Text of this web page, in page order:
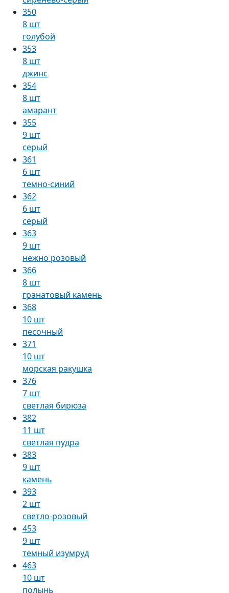
350
8 шт
голубой
353
8 шт
джинс
354
8 шт
амарант
355
9 шт
серый
361
6 шт
темно-синий
362
6 шт
серый
363
9 шт
нежно розовый
366
8 шт
гранатовый камень
368
10 шт
песочный
371
10 шт
морская ракушка
376
7 шт
светлая бирюза
382
11 шт
светлая пудра
383
9 шт
камень
393
2 шт
светло-розовый
453
9 шт
темный изумруд
463
10 шт
полынь